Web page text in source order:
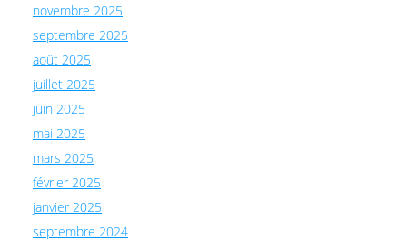
novembre 2025
septembre 2025
août 2025
juillet 2025
juin 2025
mai 2025
mars 2025
février 2025
janvier 2025
septembre 2024